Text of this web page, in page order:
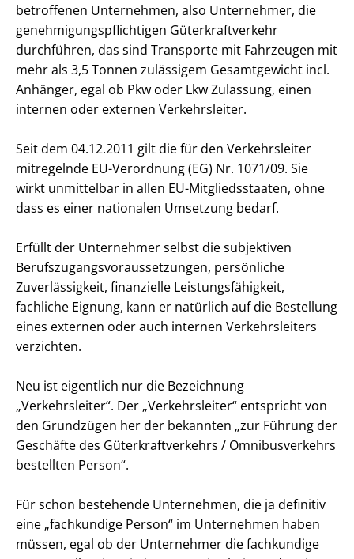
betroffenen Unternehmen, also Unternehmer, die
genehmigungspflichtigen Güterkraftverkehr
durchführen, das sind Transporte mit Fahrzeugen mit
mehr als 3,5 Tonnen zulässigem Gesamtgewicht incl.
Anhänger, egal ob Pkw oder Lkw Zulassung, einen
internen oder externen Verkehrsleiter.
Seit dem 04.12.2011 gilt die für den Verkehrsleiter
mitregelnde EU-Verordnung (EG) Nr. 1071/09. Sie
wirkt unmittelbar in allen EU-Mitgliedsstaaten, ohne
dass es einer nationalen Umsetzung bedarf.
Erfüllt der Unternehmer selbst die subjektiven
Berufszugangsvoraussetzungen, persönliche
Zuverlässigkeit, finanzielle Leistungsfähigkeit,
fachliche Eignung, kann er natürlich auf die Bestellung
eines externen oder auch internen Verkehrsleiters
verzichten.
Neu ist eigentlich nur die Bezeichnung
„Verkehrsleiter“. Der „Verkehrsleiter“ entspricht von
den Grundzügen her der bekannten „zur Führung der
Geschäfte des Güterkraftverkehrs / Omnibusverkehrs
bestellten Person“.
Für schon bestehende Unternehmen, die ja definitiv
eine „fachkundige Person“ im Unternehmen haben
müssen, egal ob der Unternehmer die fachkundige